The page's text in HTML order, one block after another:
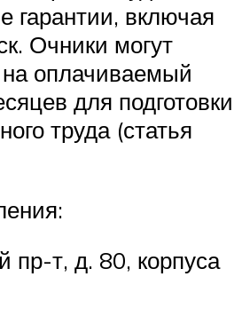
гарантии, включая
Очники могут
на оплачиваемый
для подготовки
труда (статья
пр-т, д. 80, корпуса